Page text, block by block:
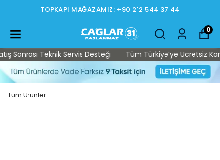
TOPKAPI MAĞAZAMIZ: +90 212 544 37 44
0
Teknik Servis Desteği Tüm Türkiye’ye Ücretsiz
Tüm Ürünler